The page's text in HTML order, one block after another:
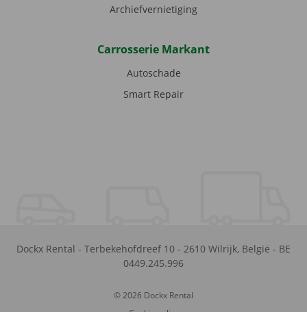
Archiefvernietiging
Carrosserie Markant
Autoschade
Smart Repair
Dockx Rental - Terbekehofdreef 10 - 2610 Wilrijk, België - BE
0449.245.996
© 2026 Dockx Rental